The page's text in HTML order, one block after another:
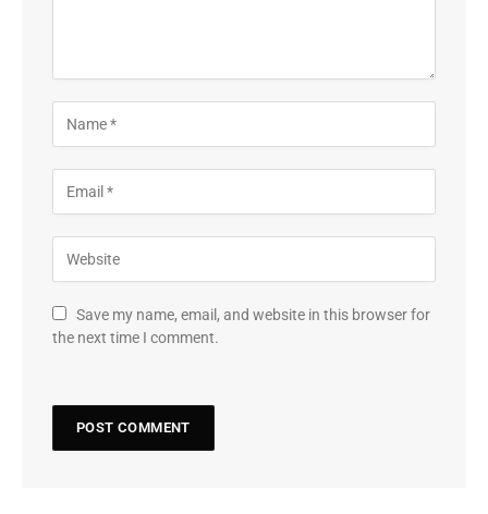
Save my name, email, and website in this browser for
the next time I comment.